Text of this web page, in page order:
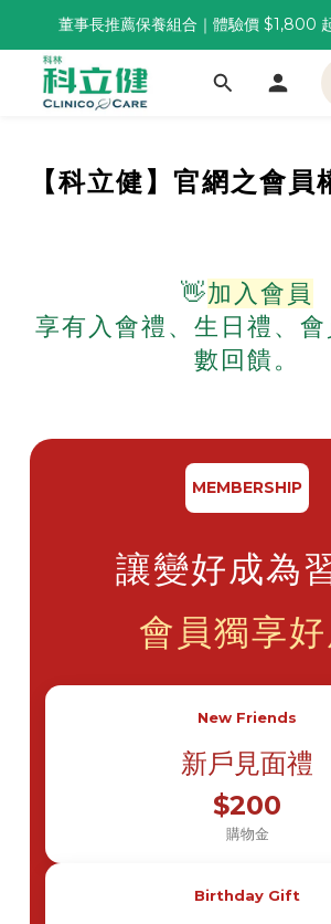
董事長推薦保養組合｜體驗價 $1,800
董事長推薦保養組合｜體驗價 $1,800
科林 40 週年 6 重賞｜單筆滿一萬送住宿
董事長推薦保養組合｜體驗價 $1,800
【科立健】官網之會
👋加入會員
享有入會禮、生日禮、
數回饋。
MEMBERSHIP
讓變好成為
會員獨享
New Friends
新戶見面禮
$200
購物金
Birthday Gift